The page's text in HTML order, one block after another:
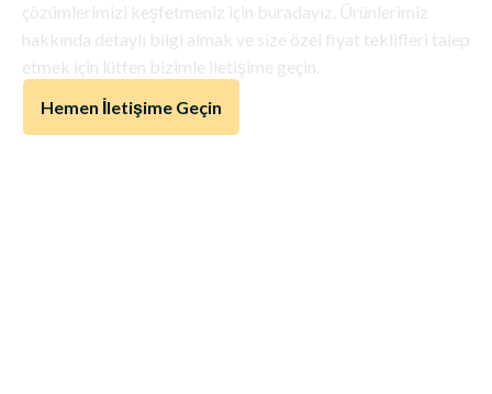
çözümlerimizi keşfetmeniz için buradayız. Ürünlerimiz
hakkında detaylı bilgi almak ve size özel fiyat teklifleri talep
etmek için lütfen bizimle iletişime geçin.
Hemen İletişime Geçin